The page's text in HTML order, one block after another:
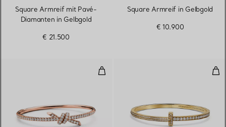
Square Armreif mit Pavé-
Diamanten in Gelbgold
€ 21.500
Square Armreif in Gelbgold
€ 10.900
Armreifin Roségold mit T